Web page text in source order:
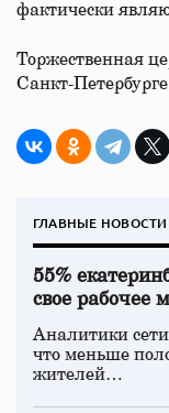
фактически
Торжественная
Санкт-
ГЛАВНЫЕ НОВОСТИ
55%
свое рабочее
Аналитики
что меньше
жителей…